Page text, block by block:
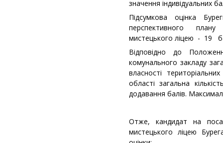
значення індивідуальних
Підсумкова оцінка
перспективного
мистецького ліцею - 19
Відповідно до
комунального закладу
власності
області загальна
додавання балів.
Отже, кандидат на
мистецького ліцею